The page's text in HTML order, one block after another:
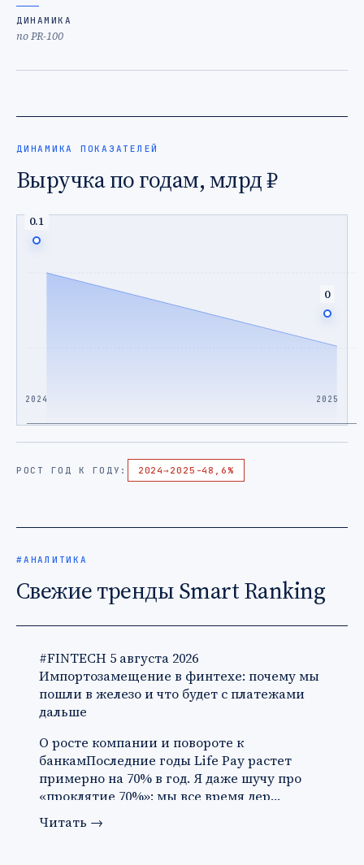
ДИНАМИКА
по PR-100
ДИНАМИКА ПОКАЗАТЕЛЕЙ
Выручка по годам, млрд ₽
0.1
0
2024 2025
РОСТ ГОД К ГОДУ: 2024→ 2025 -48,6%
#АНАЛИТИКА
Свежие тренды Smart Ranking
#FINTECH 5 августа 2026
Импортозамещение в финтехе: почему мы
пошли в железо и что будет с платежами
дальше
О росте компании и повороте к
банкамПоследние годы Life Pay растет
примерно на 70% в год. Я даже шучу про
«проклятие 70%»: мы все время дер…
Читать →